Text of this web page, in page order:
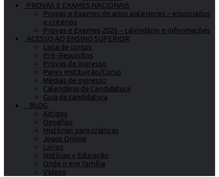
PROVAS E EXAMES NACIONAIS
Provas e Exames de anos anteriores – enunciados
e critérios
Provas e Exames 2026 – calendário e informações
ACESSO AO ENSINO SUPERIOR
Lista de cursos
Pré-Requisitos
Provas de Ingresso
Pares Instituição/Curso
Médias de Ingresso
Calendário de Candidatura
Guia da candidatura
BLOG
Artigos
Desafios
Histórias para crianças
Jogos Online
Livros
Notícias » Educação
Onde ir em família
Vídeos